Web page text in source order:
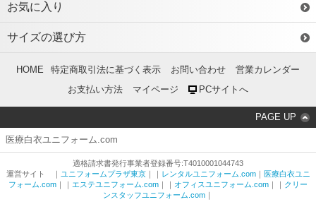
お気に入り
サイズの選び方
HOME 特定商取引法に基づく表示 お問い合わせ
営業カレンダー
お支払い方法
マイページ PCサイトへ
PAGE UP
医療白衣ユニフォーム.com
適格請求書発行事業者登録番号:T4010001044743
運営サイト ｜ ユニフォームプラザ東京｜｜ レンタルユニフォーム.com｜ 医療白衣ユニ
フォーム.com ｜｜ エステユニフォーム.com ｜｜ オフィスユニフォーム.com ｜｜ クリー
ンスタッフユニフォーム.com ｜